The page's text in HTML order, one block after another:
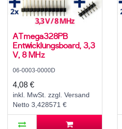
ATmega328PB
Entwicklungsboard, 3,3
V, 8 MHz
06-0003-0000D
4,08 €
inkl. MwSt. zzgl. Versand
Netto 3,428571 €